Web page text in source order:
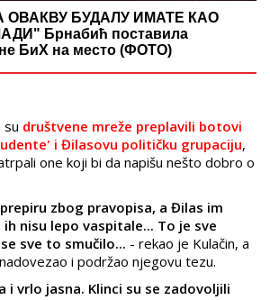
ОВАКВУ БУДАЛУ ИМАТЕ КАО
Брнабић поставила
БиХ на место (ФОТО)
su društvene mreže preplavili botovi
i Đilasovu političku grupaciju,
one koji bi da napišu nešto dobro o
zbog pravopisa, a Đilas im
nisu lepo vaspitale... To je sve
sve to smučilo... - rekao je Kulačin, a
i podržao njegovu tezu.
i vrlo jasna. Klinci su se zadovoljili